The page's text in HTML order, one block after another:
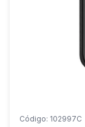
Código: 102997C